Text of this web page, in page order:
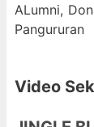
ALumni,
Pangururan
Video